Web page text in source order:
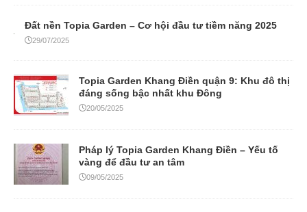
Đất nền Topia Garden – Cơ hội đầu tư tiềm năng 2025
29/07/2025
Topia Garden Khang Điền quận 9: Khu đô thị
đáng sống bậc nhất khu Đông
20/05/2025
Pháp lý Topia Garden Khang Điền – Yếu tố
vàng để đầu tư an tâm
09/05/2025